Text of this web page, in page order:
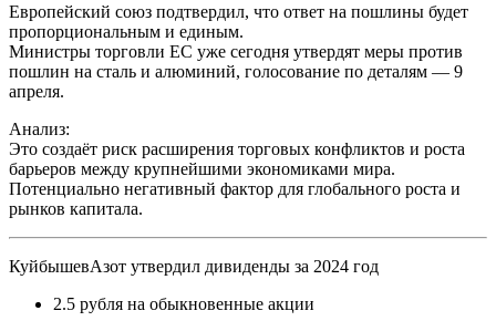
Европейский союз подтвердил, что ответ на пошлины будет
пропорциональным и единым.
Министры торговли ЕС уже сегодня утвердят меры против
пошлин на сталь и алюминий, голосование по деталям — 9
апреля.
Анализ:
Это создаёт риск расширения торговых конфликтов и роста
барьеров между крупнейшими экономиками мира.
Потенциально негативный фактор для глобального роста и
рынков капитала.
КуйбышевАзот утвердил дивиденды за 2024 год
2.5 рубля на обыкновенные акции